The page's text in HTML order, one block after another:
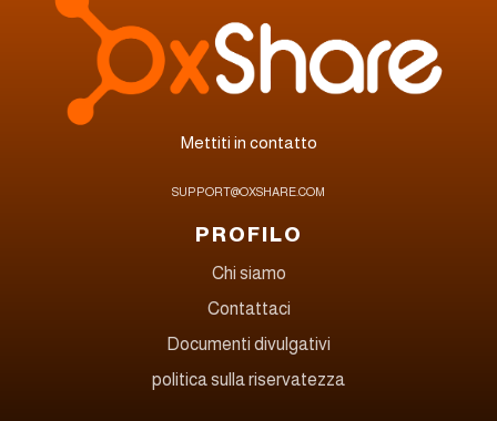
Mettiti in contatto
SUPPORT@OXSHARE.COM
PROFILO
Chi siamo
Contattaci
Documenti divulgativi
politica sulla riservatezza